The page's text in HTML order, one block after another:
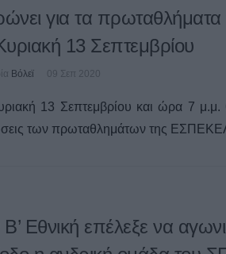
για τα
13 Σεπτεμβρίου
Βόλεϊ 09 Σεπ 2020
13 Σεπτεμβρίου και ώρα 7 μ.μ.
των πρωταθλημάτων της
Β’ Εθνική επέλεξε να